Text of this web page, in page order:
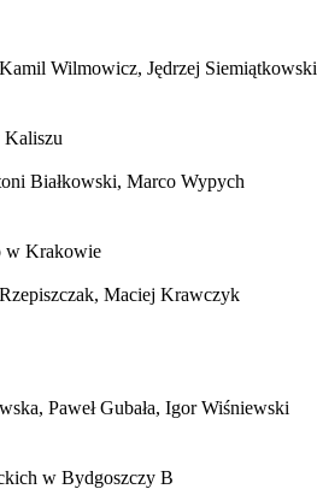
Wilmowicz, Jędrzej Siemiątkowski
Kaliszu
Białkowski, Marco Wypych
w Krakowie
Maciej Krawczyk
Paweł Gubała, Igor Wiśniewski
w Bydgoszczy B